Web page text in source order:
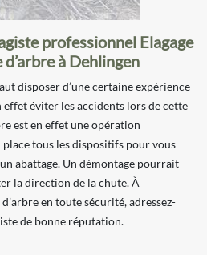
professionnel Elagage
à Dehlingen
disposer d’une certaine expérience
effet éviter les accidents lors de cette
est en effet une opération
tous les dispositifs pour vous
abattage. Un démontage pourrait
la direction de la chute. À
en toute sécurité, adressez-
de bonne réputation.